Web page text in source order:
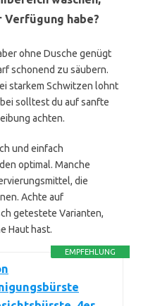
Verfügung habe?
ohne Dusche genügt
schonend zu säubern.
starkem Schwitzen lohnt
solltest du auf sanfte
achten.
und einfach
optimal. Manche
die
Achte auf
getestete Varianten,
Haut hast.
EMPFEHLUNG